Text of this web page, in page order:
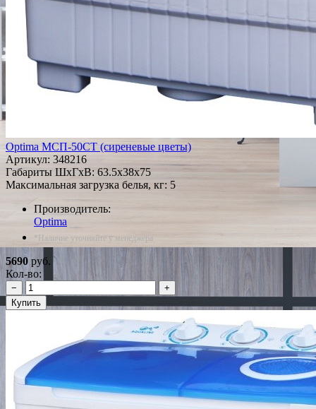
Optima МСП-50СТ (сиреневые цветы)
Артикул: 348216
Габариты ШxГxВ: 63.5x38x75
Максимальная загрузка белья, кг: 5
Производитель:
Optima
*Наличие уточняйте у менеджера
5690 руб.
Кол-во:
−
+
Купить